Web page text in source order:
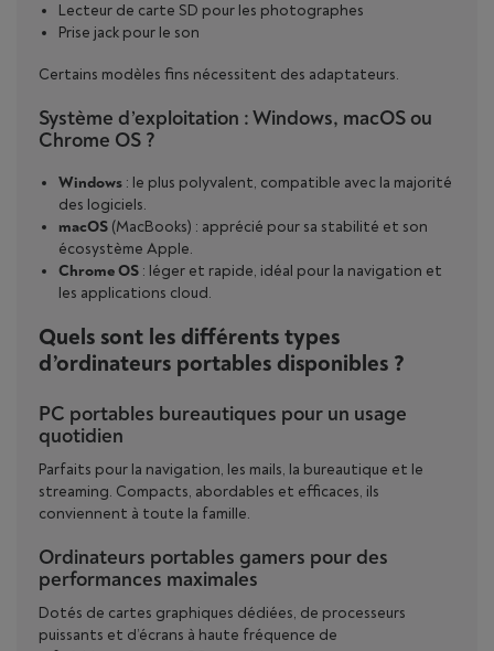
Lecteur de carte SD pour les photographes
Prise jack pour le son
Certains modèles fins nécessitent des adaptateurs.
Système d’exploitation : Windows, macOS ou
Chrome OS ?
Windows : le plus polyvalent, compatible avec la majorité
des logiciels.
macOS (MacBooks) : apprécié pour sa stabilité et son
écosystème Apple.
Chrome OS : léger et rapide, idéal pour la navigation et
les applications cloud.
Quels sont les différents types
d’ordinateurs portables disponibles ?
PC portables bureautiques pour un usage
quotidien
Parfaits pour la navigation, les mails, la bureautique et le
streaming. Compacts, abordables et efficaces, ils
conviennent à toute la famille.
Ordinateurs portables gamers pour des
performances maximales
Dotés de cartes graphiques dédiées, de processeurs
puissants et d’écrans à haute fréquence de